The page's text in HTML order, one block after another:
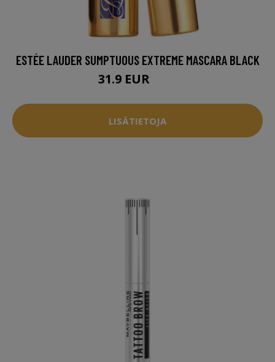
ESTÉE LAUDER SUMPTUOUS EXTREME MASCARA BLACK
31.9 EUR
LISÄTIETOJA